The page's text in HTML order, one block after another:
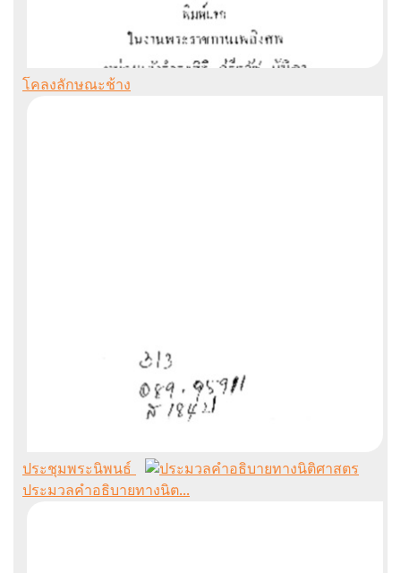
โคลงลักษณะช้าง
ประชุมพระนิพนธ์
ประมวลคำอธิบายทางนิต...